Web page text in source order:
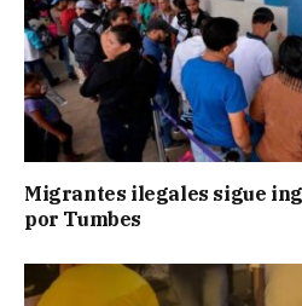
Migrantes ilegales sigue
por Tumbes